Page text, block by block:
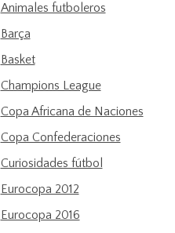
Animales futboleros
Barça
Basket
Champions League
Copa Africana de Naciones
Copa Confederaciones
Curiosidades fútbol
Eurocopa 2012
Eurocopa 2016